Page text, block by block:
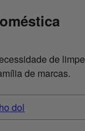
de
de marcas.